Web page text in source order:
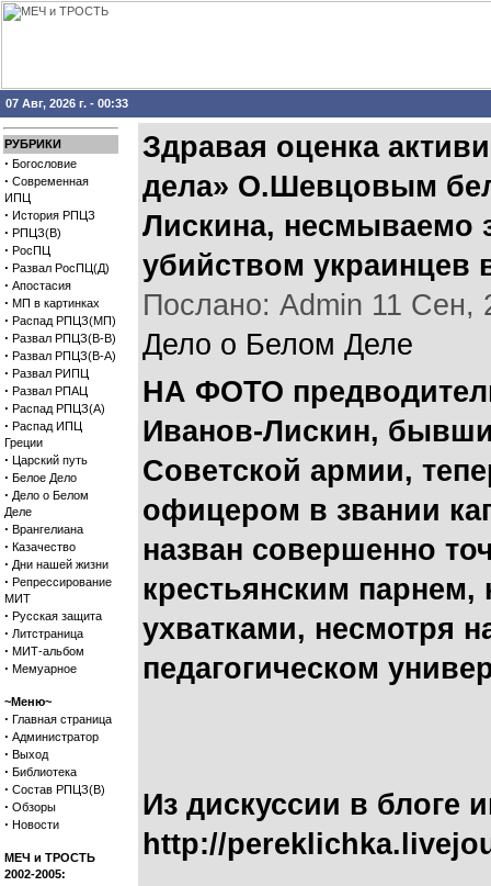
07 Авг, 2026 г. - 00:33
РУБРИКИ
· Богословие
· Современная
ИПЦ
· История РПЦЗ
· РПЦЗ(В)
· РосПЦ
· Развал РосПЦ(Д)
· Апостасия
· МП в картинках
· Распад РПЦЗ(МП)
· Развал РПЦЗ(В-В)
· Развал РПЦЗ(В-А)
· Развал РИПЦ
· Развал РПАЦ
· Распад РПЦЗ(А)
· Распад ИПЦ
Греции
· Царский путь
· Белое Дело
· Дело о Белом
Деле
· Врангелиана
· Казачество
· Дни нашей жизни
· Репрессирование
МИТ
· Русская защита
· Литстраница
· МИТ-альбом
· Мемуарное
~Меню~
· Главная страница
· Администратор
· Выход
· Библиотека
· Состав РПЦЗ(В)
· Обзоры
· Новости
МЕЧ и ТРОСТЬ
2002-2005:
Здравая оценка
дела» О.Шевцовым
Лискина, несмываемо
убийством украинцев
Послано: Admin 11 Сен,
Дело о Белом Деле
НА ФОТО
Иванов-Лискин,
Советской армии,
офицером в звании
назван совершенно
крестьянским
ухватками, несмотря
педагогическом
Из дискуссии в блоге
http://